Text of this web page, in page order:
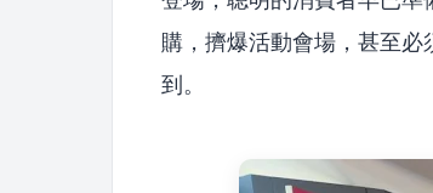
購，擠爆活動會場，甚至
到。